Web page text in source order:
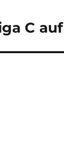
C auf